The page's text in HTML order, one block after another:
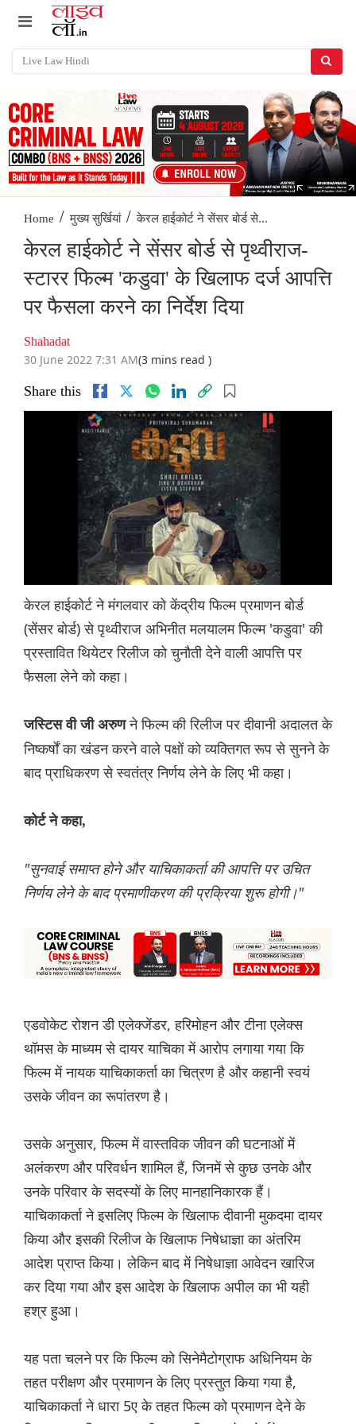
Home / मुख्य सुर्खियां / केरल हाईकोर्ट ने सेंसर बोर्ड से...
केरल हाईकोर्ट ने सेंसर बोर्ड से पृथ्वीराज-
स्टारर फिल्म 'कडुवा' के खिलाफ दर्ज आपत्ति
पर फैसला करने का निर्देश दिया
Shahadat
30 June 2022 7:31 AM(3 mins read )
Share this
केरल हाईकोर्ट ने मंगलवार को केंद्रीय फिल्म प्रमाणन बोर्ड
(सेंसर बोर्ड) से पृथ्वीराज अभिनीत मलयालम फिल्म 'कडुवा' की
प्रस्तावित थियेटर रिलीज को चुनौती देने वाली आपत्ति पर
फैसला लेने को कहा।
जस्टिस वी जी अरुणने फिल्म की रिलीज पर दीवानी अदालत के
निष्कर्षों का खंडन करने वाले पक्षों को व्यक्तिगत रूप से सुनने के
बाद प्राधिकरण से स्वतंत्र निर्णय लेने के लिए भी कहा।
कोर्ट ने कहा,
"सुनवाई समाप्त होने और याचिकाकर्ता की आपत्ति पर उचित
निर्णय लेने के बाद प्रमाणीकरण की प्रक्रिया शुरू होगी।"
एडवोकेट रोशन डी एलेक्जेंडर, हरिमोहन और टीना एलेक्स
थॉमस के माध्यम से दायर याचिका में आरोप लगाया गया कि
फिल्म में नायक याचिकाकर्ता का चित्रण है और कहानी स्वयं
उसके जीवन का रूपांतरण है।
उसके अनुसार, फिल्म में वास्तविक जीवन की घटनाओं में
अलंकरण और परिवर्धन शामिल हैं, जिनमें से कुछ उनके और
उनके परिवार के सदस्यों के लिए मानहानिकारक हैं।
याचिकाकर्ता ने इसलिए फिल्म के खिलाफ दीवानी मुकदमा दायर
किया और इसकी रिलीज के खिलाफ निषेधाज्ञा का अंतरिम
आदेश प्राप्त किया। लेकिन बाद में निषेधाज्ञा आवेदन खारिज
कर दिया गया और इस आदेश के खिलाफ अपील का भी यही
हश्र हुआ।
यह पता चलने पर कि फिल्म को सिनेमैटोग्राफ अधिनियम के
तहत परीक्षण और प्रमाणन के लिए प्रस्तुत किया गया है,
याचिकाकर्ता ने धारा 5ए के तहत फिल्म को प्रमाणन देने के